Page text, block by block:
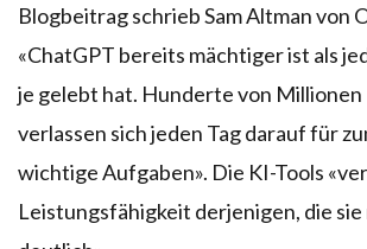
Blogbeitrag schrieb Sam Altman von
«ChatGPT bereits mächtiger ist als
je gelebt hat. Hunderte von
verlassen sich jeden Tag darauf für
wichtige Aufgaben». Die KI-Tools
Leistungsfähigkeit derjenigen, die sie